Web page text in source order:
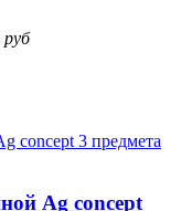
руб
Ag concept